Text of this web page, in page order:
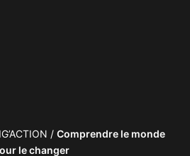
/ Comprendre le monde
le changer